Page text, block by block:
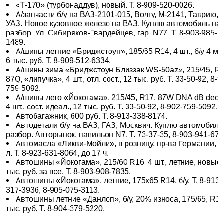
«Т-170» (турбонаддув), новый. Т. 8-909-520-0026.
А/запчасти б/у на ВАЗ-2101-015, Волгу, М-2141, Таврию,
УАЗ. Новое кузовное железо на ВАЗ. Куплю автомобиль
разбор. Ул. Сибиряков-Гвардейцев, гар. N77. Т. 8-903-985-
1489.
А/шины летние «Бриджстоун», 185/65 R14, 4 шт., б/у 4
6 тыс. руб. Т. 8-909-512-6334.
А/шины зима «Бриджстоун Близзак WS-50az», 215/45,
87Q, «липучка», 4 шт., отл. сост., 12 тыс. руб. Т. 33-50-92,
759-5092.
А/шины лето «Йокогама», 215/45, R17, 87W DNA dB
4 шт., сост. идеал., 12 тыс. руб. Т. 33-50-92, 8-902-759-5092.
Автобагажник, 600 руб. Т. 8-913-338-8174.
Автодетали б/у на ВАЗ, ГАЗ, Москвич. Куплю
разбор. Авторынок, павильон N7. Т. 73-37-35, 8-903-941-
Автомасла «Ликви-Мойли», в розницу, пр-ва Германии,
л. Т. 8-923-631-8064, до 17 ч.
Автошины «Йокогама», 215/60 R16, 4 шт., летние,
тыс. руб. за все. Т. 8-903-908-7835.
Автошины «Йокогама», летние, 175х65 R14, б/у. Т. 8-
317-3936, 8-905-075-3113.
Автошины летние «Данлоп», б/у, 20% износа, 175/65,
тыс. руб. Т. 8-904-379-5220.